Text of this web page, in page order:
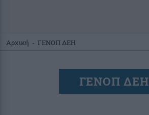
Αρχική - ΓΕΝΟΠ ΔΕΗ
ΓΕΝΟΠ ΔΕΗ